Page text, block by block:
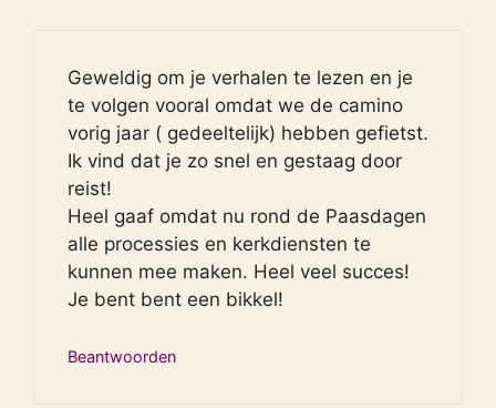
Geweldig om je verhalen te lezen en je
te volgen vooral omdat we de camino
vorig jaar ( gedeeltelijk) hebben gefietst.
Ik vind dat je zo snel en gestaag door
reist!
Heel gaaf omdat nu rond de Paasdagen
alle processies en kerkdiensten te
kunnen mee maken. Heel veel succes!
Je bent bent een bikkel!
Beantwoorden